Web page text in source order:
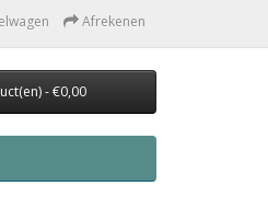
Afrekenen
- €0,00